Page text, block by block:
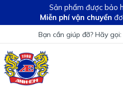
Sản phẩm được bảo
Miễn phí vận chuyển
Bạn cần giúp đỡ? Hãy gọi: